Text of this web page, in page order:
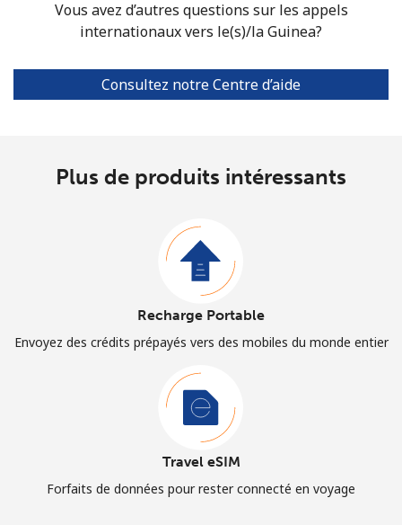
Vous avez d’autres questions sur les appels
internationaux vers le(s)/la Guinea?
Consultez notre Centre d’aide
Plus de produits intéressants
Recharge Portable
Envoyez des crédits prépayés vers des mobiles du monde entier
Travel eSIM
Forfaits de données pour rester connecté en voyage